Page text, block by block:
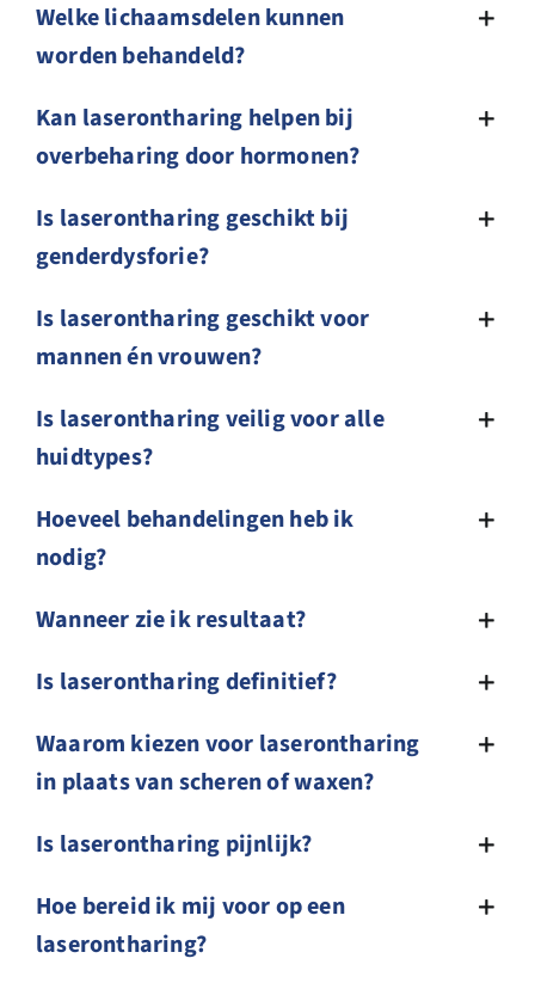
Welke lichaamsdelen kunnen
worden behandeld?
Kan laserontharing helpen bij
overbeharing door hormonen?
Is laserontharing geschikt bij
genderdysforie?
Is laserontharing geschikt voor
mannen én vrouwen?
Is laserontharing veilig voor alle
huidtypes?
Hoeveel behandelingen heb ik
nodig?
Wanneer zie ik resultaat?
Is laserontharing definitief?
Waarom kiezen voor laserontharing
in plaats van scheren of waxen?
Is laserontharing pijnlijk?
Hoe bereid ik mij voor op een
laserontharing?